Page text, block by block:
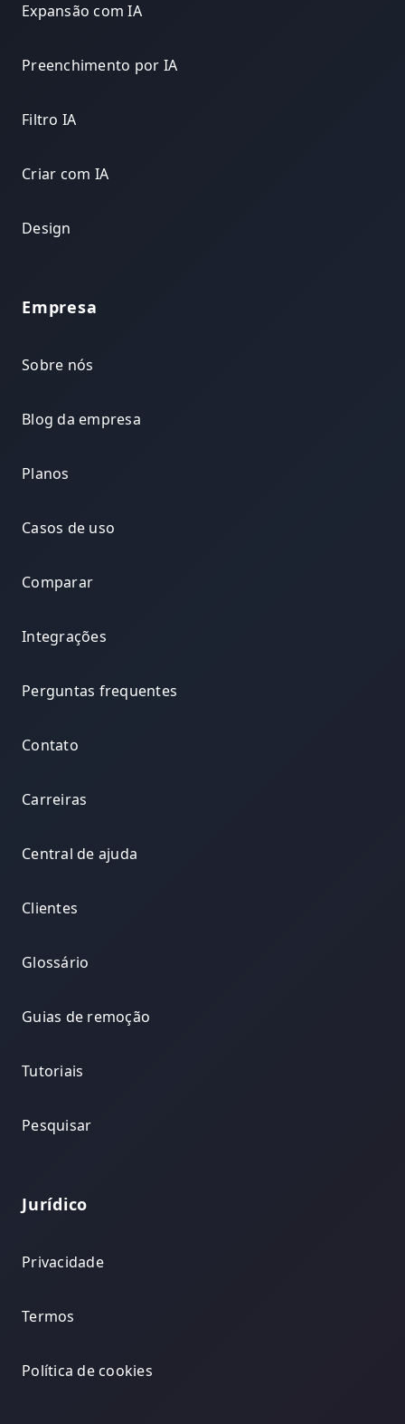
Expansão com IA
Preenchimento por IA
Filtro IA
Criar com IA
Design
Empresa
Sobre nós
Blog da empresa
Planos
Casos de uso
Comparar
Integrações
Perguntas frequentes
Contato
Carreiras
Central de ajuda
Clientes
Glossário
Guias de remoção
Tutoriais
Pesquisar
Jurídico
Privacidade
Termos
Política de cookies